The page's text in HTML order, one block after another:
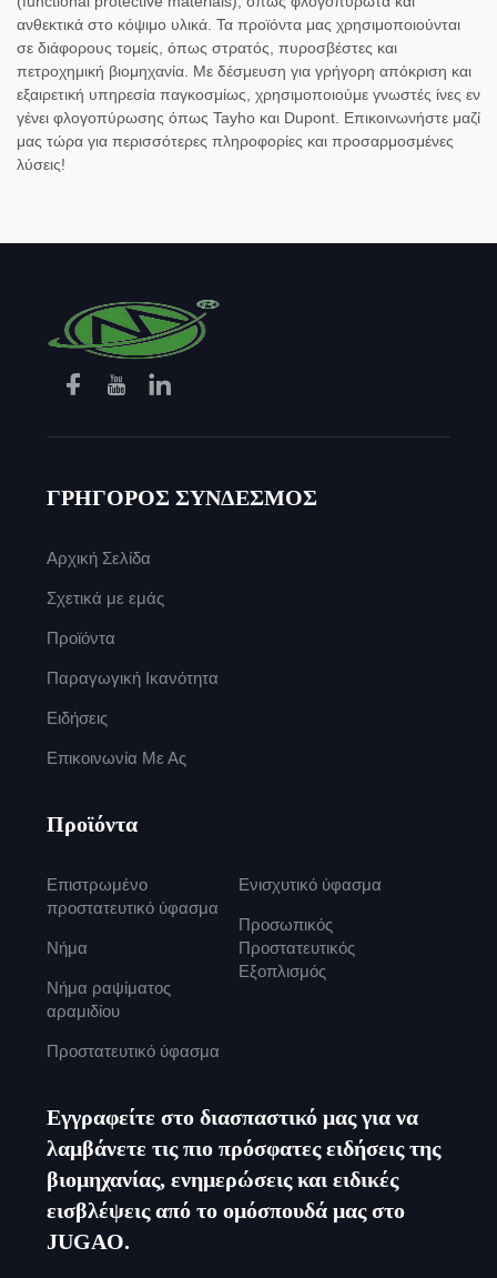
ανθεκτικά στο κόψιμο υλικά. Τα προϊόντα μας χρησιμοποιούνται
σε διάφορους τομείς, όπως στρατός, πυροσβέστες και
πετροχημική βιομηχανία. Με δέσμευση για γρήγορη απόκριση και
εξαιρετική υπηρεσία παγκοσμίως, χρησιμοποιούμε γνωστές ίνες εν
γένει φλογοπύρωσης όπως Tayho και Dupont. Επικοινωνήστε μαζί
μας τώρα για περισσότερες πληροφορίες και προσαρμοσμένες
λύσεις!
ΓΡΗΓΟΡΟΣ ΣΥΝΔΕΣΜΟΣ
Αρχική Σελίδα
Σχετικά με εμάς
Προϊόντα
Παραγωγική Ικανότητα
Ειδήσεις
Επικοινωνία Με Ας
Προϊόντα
Επιστρωμένο
προστατευτικό ύφασμα
Νήμα
Νήμα ραψίματος
αραμιδίου
Προστατευτικό ύφασμα
Ενισχυτικό ύφασμα
Προσωπικός
Προστατευτικός
Εξοπλισμός
Εγγραφείτε στο διασπαστικό μας για να
λαμβάνετε τις πιο πρόσφατες ειδήσεις της
βιομηχανίας, ενημερώσεις και ειδικές
εισβλέψεις από το ομόσπουδά μας στο
JUGAO.